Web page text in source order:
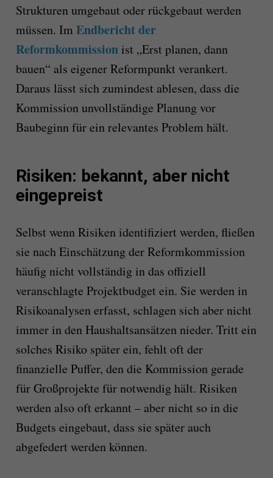
Strukturen umgebaut oder rückgebaut werden
müssen. Im Endbericht der
Reformkommissionist „Erst planen, dann
bauen“ als eigener Reformpunkt verankert.
Daraus lässt sich zumindest ablesen, dass die
Kommission unvollständige Planung vor
Baubeginn für ein relevantes Problem hält.
Risiken: bekannt, aber nicht
eingepreist
Selbst wenn Risiken identifiziert werden, fließen
sie nach Einschätzung der Reformkommission
häufig nicht vollständig in das offiziell
veranschlagte Projektbudget ein. Sie werden in
Risikoanalysen erfasst, schlagen sich aber nicht
immer in den Haushaltsansätzen nieder. Tritt ein
solches Risiko später ein, fehlt oft der
finanzielle Puffer, den die Kommission gerade
für Großprojekte für notwendig hält. Risiken
werden also oft erkannt – aber nicht so in die
Budgets eingebaut, dass sie später auch
abgefedert werden können.